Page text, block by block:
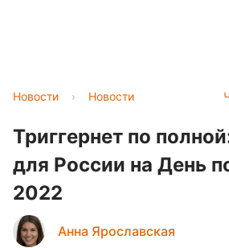
Новости › Новости
Триггернет по
для России на День
2022
Анна Ярославская